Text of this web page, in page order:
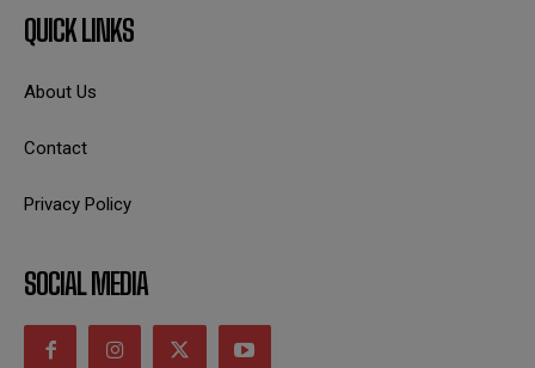
QUICK LINKS
About Us
Contact
Privacy Policy
SOCIAL MEDIA